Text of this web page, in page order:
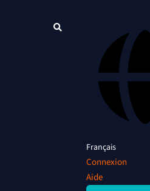
Français
Connexion
Aide